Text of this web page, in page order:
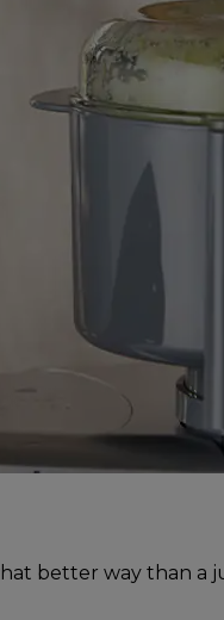
better way than